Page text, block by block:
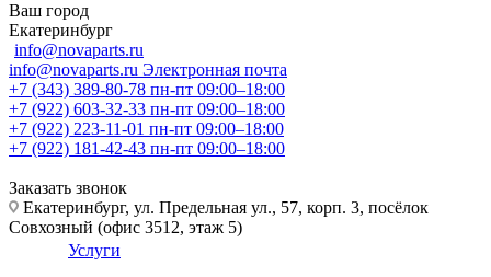
Ваш город
Екатеринбург
info@novaparts.ru
info@novaparts.ru Электронная почта
+7 (343) 389-80-78 пн-пт 09:00–18:00
+7 (922) 603-32-33 пн-пт 09:00–18:00
+7 (922) 223-11-01 пн-пт 09:00–18:00
+7 (922) 181-42-43 пн-пт 09:00–18:00
Заказать звонок
Екатеринбург, ул. Предельная ул., 57, корп. 3, посёлок
Совхозный (офис 3512, этаж 5)
Услуги